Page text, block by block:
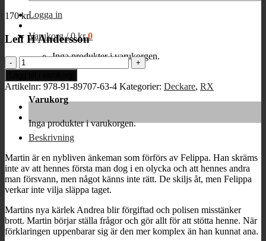
Logga in
Varukorg /0kr 0
Inga produkter i varukorgen.
Varukorg
Inga produkter i varukorgen.
170kr
Leif H Andersson
Bakom
fasaden
mängd
Artikelnr: 978-91-89707-63-4 Kategorier: Deckare, RX
Beskrivning
Martin är en nybliven änkeman som förförs av Felippa. Han skräms
inte av att hennes första man dog i en olycka och att hennes andra
man försvann, men något känns inte rätt. De skiljs åt, men Felippa
verkar inte vilja släppa taget.
Martins nya kärlek Andrea blir förgiftad och polisen misstänker
brott. Martin börjar ställa frågor och gör allt för att stötta henne. När
förklaringen uppenbarar sig är den mer komplex än han kunnat ana.